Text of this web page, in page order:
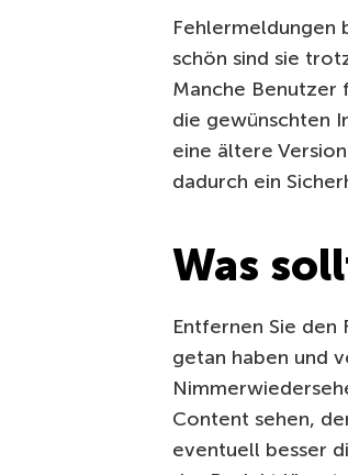
Fehlermeldungen
schön sind sie
Manche Benutzer
die gewünschten
eine ältere
dadurch ein
Was
Entfernen Sie den
getan haben und
Content sehen,
eventuell besser